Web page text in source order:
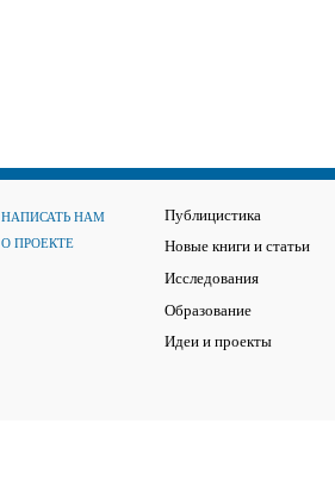
НАПИСАТЬ НАМ
О ПРОЕКТЕ
Публицистика
Новые книги и статьи
Исследования
Образование
Идеи и проекты